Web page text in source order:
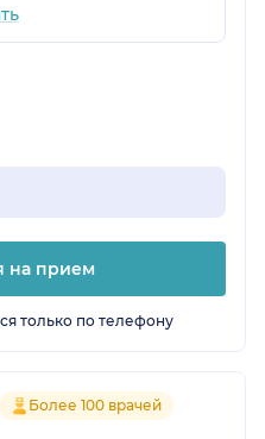
на прием
только по телефону
Более 100 врачей